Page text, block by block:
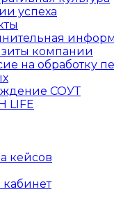
успеха
компании
на обработку
СОУТ
LIFE
кейсов